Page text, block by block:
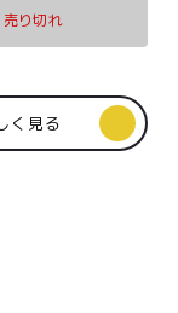
売り切れ
く見る